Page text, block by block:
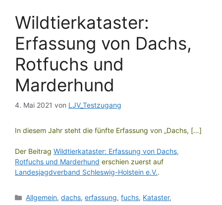
Wildtierkataster:
Erfassung von Dachs,
Rotfuchs und
Marderhund
4. Mai 2021 von LJV_Testzugang
In diesem Jahr steht die fünfte Erfassung von „Dachs, […]
Der Beitrag Wildtierkataster: Erfassung von Dachs,
Rotfuchs und Marderhund erschien zuerst auf
Landesjagdverband Schleswig-Holstein e.V..
Kategorien
Allgemein,dachs,erfassung,fuchs, Kataster,